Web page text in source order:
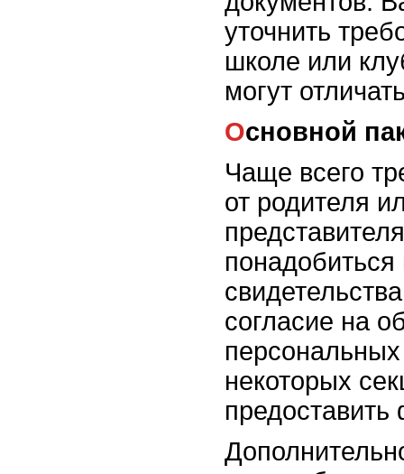
уточнить
школе или
могут
Основной
Чаще всего
от родителя
понадобиться
согласие на
некоторых